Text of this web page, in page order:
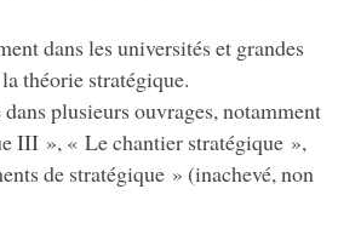
dans les universités et grandes
théorie stratégique.
plusieurs ouvrages, notamment
III », « Le chantier stratégique »,
de stratégique » (inachevé, non